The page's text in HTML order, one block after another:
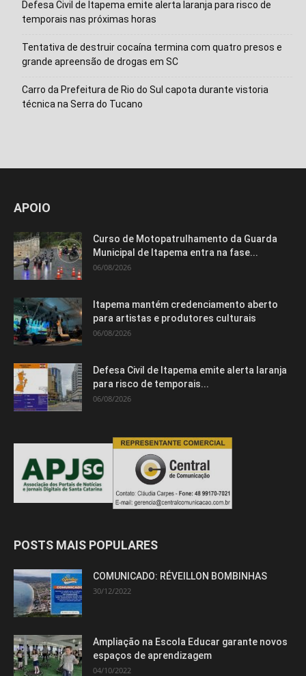
Defesa Civil de Itapema emite alerta laranja para risco de
temporais nas próximas horas
Tentativa de destruir cocaína termina com quatro presos e
grande apreensão de drogas em SC
Carro da Prefeitura de Rio do Sul capota durante vistoria
técnica na Serra do Tucano
APOIO
Curso de Motopatrulhamento da Guarda
Municipal de Itapema entra na fase...
06/08/2026
Itapema mantém credenciamento aberto
para artistas e produtores culturais
06/08/2026
Defesa Civil de Itapema emite alerta laranja
para risco de temporais...
06/08/2026
POSTS MAIS POPULARES
COMUNICADO: RÉVEILLON BOMBINHAS
30/12/2022
Ampliação na Escola Educar garante novos
espaços de aprendizagem
04/10/2022